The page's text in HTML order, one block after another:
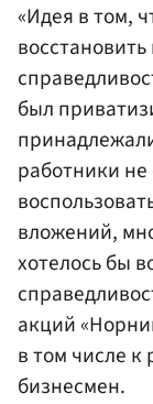
«Идея в том,
был
работники
вложений,
хотелось бы
акций
в том числе
бизнесмен.